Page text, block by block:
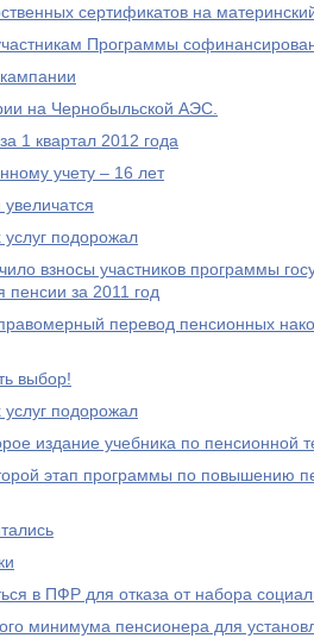
сертификатов на
Программы
на Чернобыльской АЭС.
1 квартал 2012 года
учету – 16 лет
подорожал
взносы участников программы
за 2011 год
перевод пенсионных
выбор!
подорожал
издание учебника по пенсионной
этап программы по повышению
в ПФР для отказа от набора
минимума пенсионера для